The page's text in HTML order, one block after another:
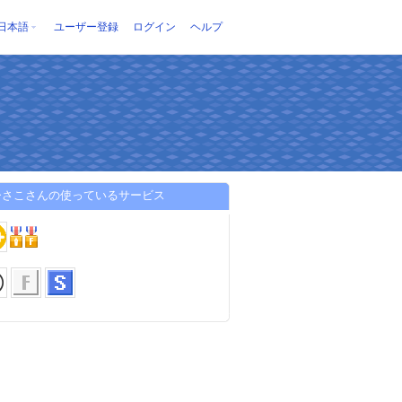
本語 ユーザー登録 ログイン ヘルプ
こさんの使っているサービス